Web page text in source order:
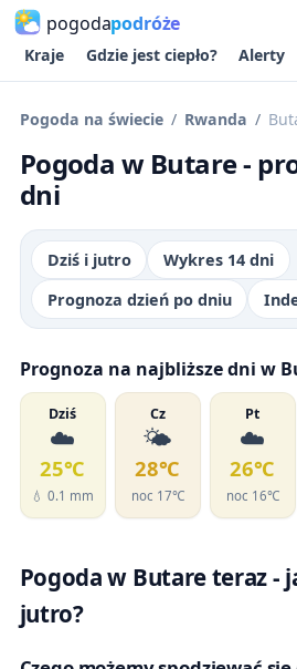
pogodapodróże
Kraje Gdzie jest ciepło? Alerty
Pogoda na świecie Rwanda
Pogoda w Butare -
dni
Dziś i jutro
Wykres 14 dni
Prognoza dzień po dniu
Prognoza na najbliższe dni w
Dziś
☁️
25℃
💧 0.1 mm
Cz
🌤️
28℃
noc 17℃
Pt
☁️
26℃
noc 16℃
Pogoda w Butare teraz -
jutro?